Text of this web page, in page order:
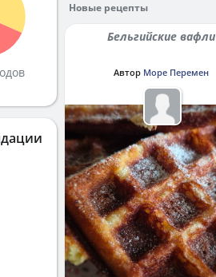
Новые рецепты
Бельгийские вафли
Автор Море Перемен